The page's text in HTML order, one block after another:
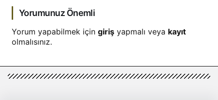
Yorumunuz Önemli
Yorum yapabilmek için giriş yapmalı veya kayıt
olmalısınız.